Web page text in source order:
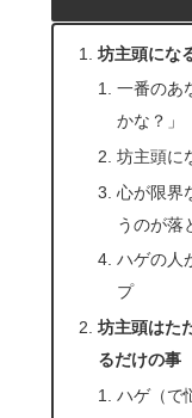
坊主頭にな
一番のあ
かな？」
坊主頭に
心が限界
うのが落
ハゲの人
プ
坊主頭はた
るだけの事
ハゲ（で